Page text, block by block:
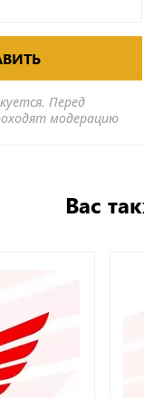
Перед
модерацию
Вас